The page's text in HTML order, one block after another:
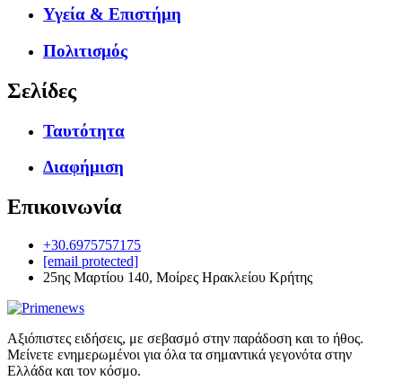
Υγεία & Επιστήμη
Πολιτισμός
Σελίδες
Ταυτότητα
Διαφήμιση
Επικοινωνία
+30.6975757175
[email protected]
25ης Μαρτίου 140, Μοίρες Ηρακλείου Κρήτης
Αξιόπιστες ειδήσεις, με σεβασμό στην παράδοση και το ήθος.
Μείνετε ενημερωμένοι για όλα τα σημαντικά γεγονότα στην
Ελλάδα και τον κόσμο.